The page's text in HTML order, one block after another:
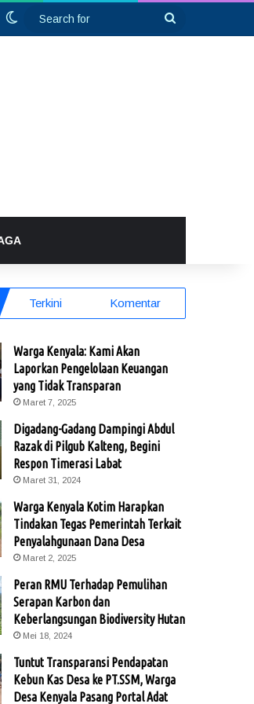
Article
SidebarSwitch skin
Terkini Komentar
Warga Kenyala: Kami Akan
Laporkan Pengelolaan Keuangan
yang Tidak Transparan
Maret 7, 2025
Digadang-Gadang Dampingi Abdul
Razak di Pilgub Kalteng, Begini
Respon Timerasi Labat
Maret 31, 2024
Warga Kenyala Kotim Harapkan
Tindakan Tegas Pemerintah Terkait
Penyalahgunaan Dana Desa
Maret 2, 2025
Peran RMU Terhadap Pemulihan
Serapan Karbon dan
Keberlangsungan Biodiversity Hutan
Mei 18, 2024
Tuntut Transparansi Pendapatan
Kebun Kas Desa ke PT.SSM, Warga
Desa Kenyala Pasang Portal Adat